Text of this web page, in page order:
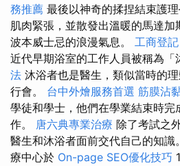
務推薦 最後以神奇的揉捏結束護
肌肉緊張，並散發出溫暖的馬達
波本威士忌的浪漫氣息。 工商登記
近代早期浴室的工作人員被稱為「
法 沐浴者也是醫生，類似當時的
行會。 台中外燴服務首選 筋膜沾
學徒和學士，他們在學業結束時完
作。 唐六典專業治療 除了考試之
醫生和沐浴者面前交代自己的知
療中心於 On-page SEO優化技巧